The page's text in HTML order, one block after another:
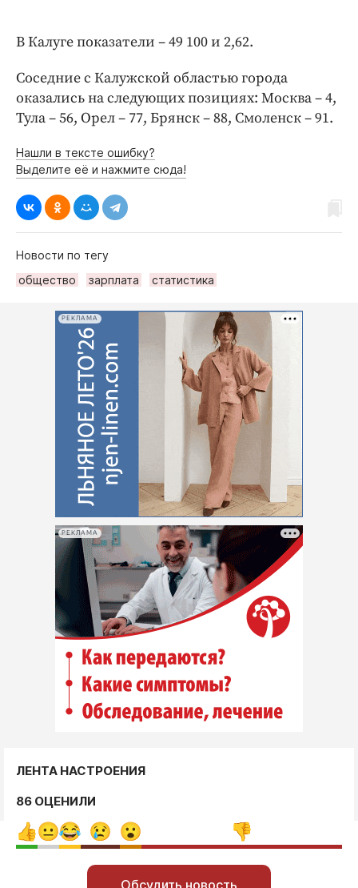
В Калуге показатели – 49 100 и 2,62.
Соседние с Калужской областью города
оказались на следующих позициях: Москва – 4,
Тула – 56, Орел – 77, Брянск – 88, Смоленск – 91.
Нашли в тексте ошибку?
Выделите её и нажмите сюда!
Новости по тегу
общество
зарплата статистика
РЕКЛАМА
РЕКЛАМА
ЛЕНТА НАСТРОЕНИЯ
86 ОЦЕНИЛИ
Обсудить новость